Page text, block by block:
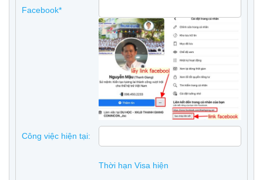
Facebook*
Công việc hiện tại:
Thời hạn Visa hiện